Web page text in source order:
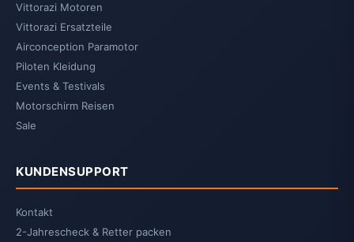
Vittorazi Motoren
Vittorazi Ersatzteile
Airconception Paramotor
Piloten Kleidung
Events & Testivals
Motorschirm Reisen
Sale
KUNDENSUPPORT
Kontakt
2-Jahrescheck & Retter packen